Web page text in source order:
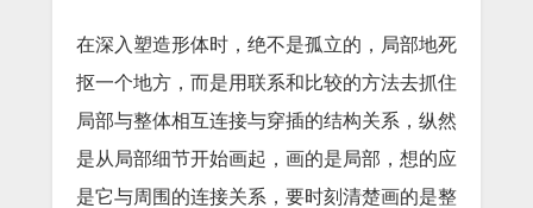
在深入塑造形体时，绝不是孤立的，局部地死
抠一个地方，而是用联系和比较的方法去抓住
局部与整体相互连接与穿插的结构关系，纵然
是从局部细节开始画起，画的是局部，想的应
是它与周围的连接关系，要时刻清楚画的是整